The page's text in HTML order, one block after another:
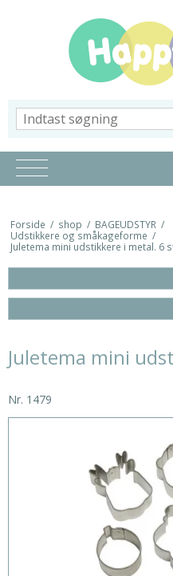
Forside / shop / BAGEUDSTYR /
Udstikkere og småkageforme /
Juletema mini udstikkere i metal. 6
Juletema mini
Nr. 1479